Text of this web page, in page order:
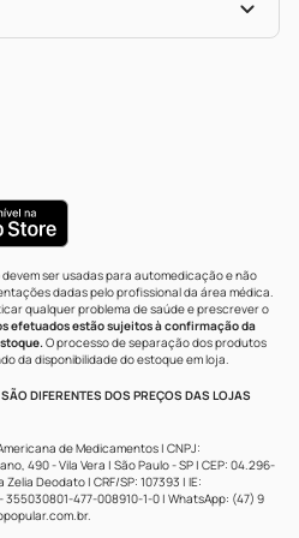
ser usadas para automedicação e não
dadas pelo profissional da área médica.
qualquer problema de saúde e prescrever o
efetuados estão sujeitos à confirmação da
O processo de separação dos produtos
da disponibilidade do estoque em loja.
DIFERENTES DOS PREÇOS DAS LOJAS
Americana de Medicamentos | CNPJ:
490 - Vila Vera | São Paulo - SP | CEP: 04.296-
Deodato | CRF/SP: 107393 | IE:
- 355030801-477-008910-1-0 | WhatsApp: (47) 9
.